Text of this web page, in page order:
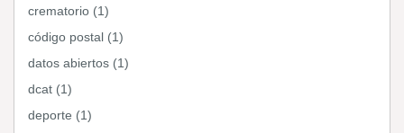
crematorio (1)
código postal (1)
datos abiertos (1)
dcat (1)
deporte (1)